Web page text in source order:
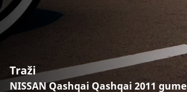
Traži
NISSAN Qashqai Qashqai 2011 gume